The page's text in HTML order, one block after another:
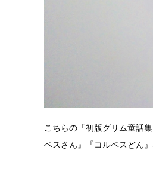
こちらの「初版グリム童話
ベスさん』『コルベスどん